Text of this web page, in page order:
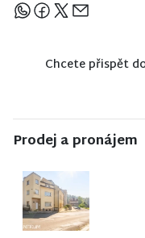
Sdílejte článek
Chcete přispět
Prodej a pronájem